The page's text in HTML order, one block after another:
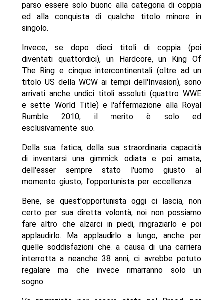
parso essere solo buono alla categoria di coppia
ed alla conquista di qualche titolo minore in
singolo.
Invece, se dopo dieci titoli di coppia (poi
diventati quattordici), un Hardcore, un King Of
The Ring e cinque intercontinentali (oltre ad un
titolo US della WCW ai tempi dell'Invasion), sono
arrivati anche undici titoli assoluti (quattro WWE
e sette World Title) e l'affermazione alla Royal
Rumble 2010, il merito è solo ed
esclusivamente suo.
Della sua fatica, della sua straordinaria capacità
di inventarsi una gimmick odiata e poi amata,
dell'esser sempre stato l'uomo giusto al
momento giusto, l'opportunista per eccellenza.
Bene, se quest'opportunista oggi ci lascia, non
certo per sua diretta volontà, noi non possiamo
fare altro che alzarci in piedi, ringraziarlo e poi
applaudirlo. Ma applaudirlo a lungo, anche per
quelle soddisfazioni che, a causa di una carriera
interrotta a neanche 38 anni, ci avrebbe potuto
regalare ma che invece rimarranno solo un
sogno.